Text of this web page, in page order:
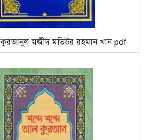
কুরআনুল মজীদ মতিউর রহমান খান pdf